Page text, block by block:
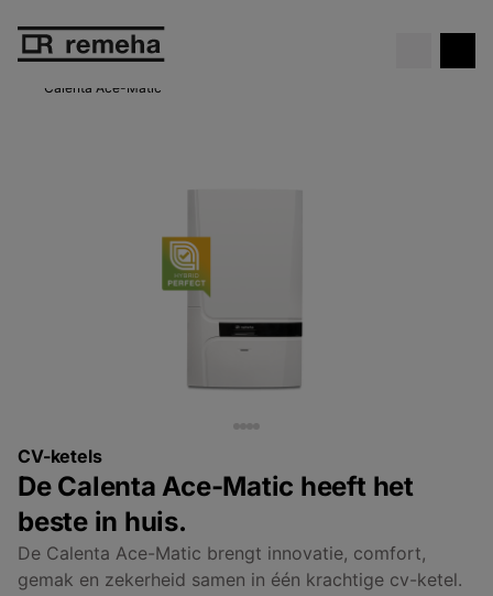
Gratis cv-ketelbij een Elga Ace
warmtepomp!
Bekijk de actie
Calenta Ace-Matic
CV-ketels
De Calenta Ace-Matic heeft het
beste in huis.
De Calenta Ace-Matic brengt innovatie, comfort,
gemak en zekerheid samen in één krachtige cv-ketel.